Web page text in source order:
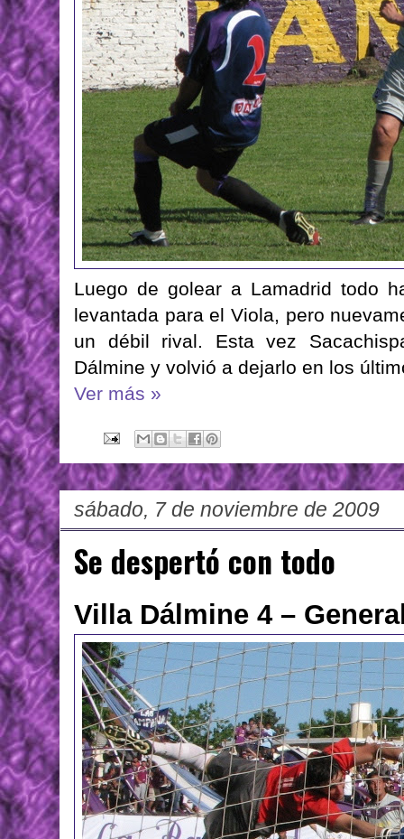
Luego de golear a Lamadrid todo
levantada para el Viola, pero
un débil rival. Esta vez
Dálmine y volvió a dejarlo en los
Ver más »
sábado, 7 de noviembre de 2009
Se despertó con todo
Villa Dálmine 4 –